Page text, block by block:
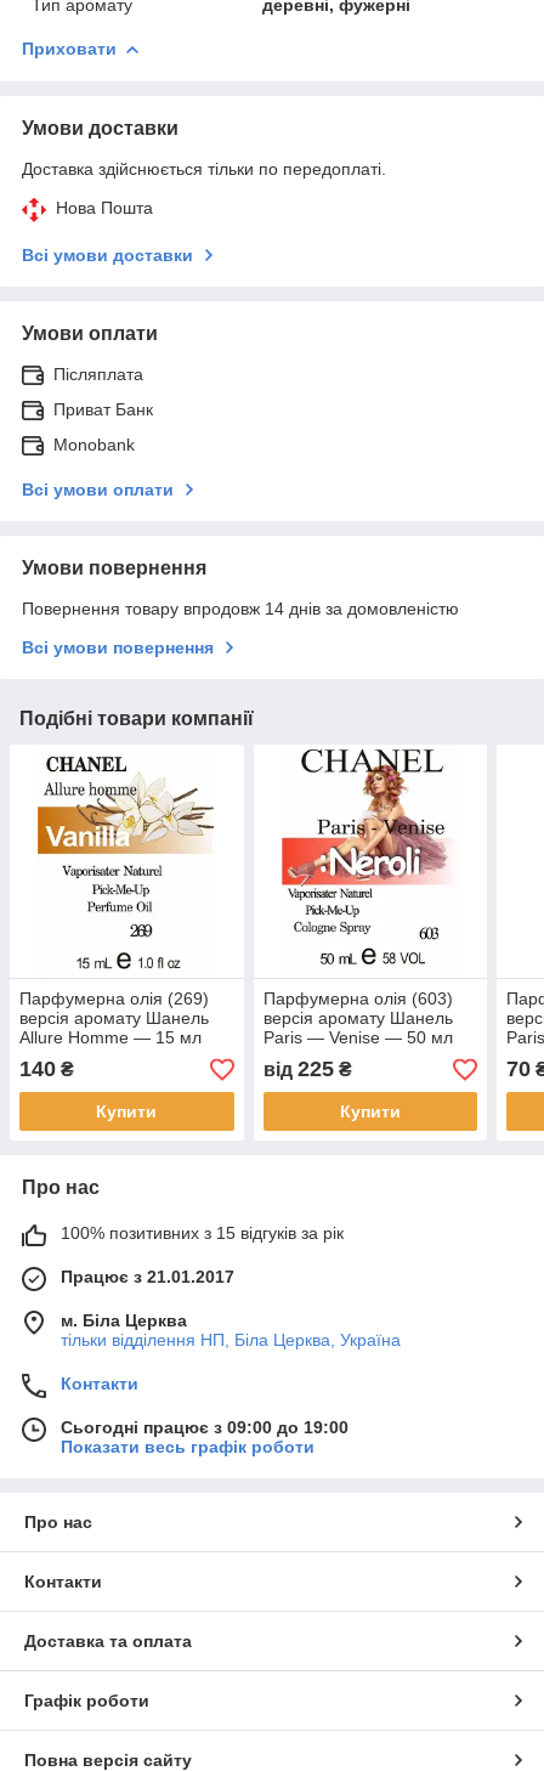
Тип аромату
деревні, фужерні
Приховати
Умови доставки
Доставка здійснюється тільки по передоплаті.
Нова Пошта
Всі умови доставки
Умови оплати
Післяплата
Приват Банк
Monobank
Всі умови оплати
Умови повернення
Повернення товару впродовж 14 днів за домовленістю
Всі умови повернення
Подібні товари компанії
Парфумерна олія (269)
версія аромату Шанель
Allure Homme — 15 мл
140 ₴
Купити
Парфумерна олія (603)
версія аромату Шанель
Paris — Venise — 50 мл
від 225₴
Купити
70
Про нас
100% позитивних з 15 відгуків за рік
Працює з 21.01.2017
м. Біла Церква
тільки відділення НП, Біла Церква, Україна
Контакти
Сьогодні працює з 09:00 до 19:00
Показати весь графік роботи
Про нас
Контакти
Доставка та оплата
Графік роботи
Повна версія сайту